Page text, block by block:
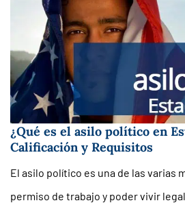
¿Qué es el asilo político en
Calificación y Requisitos
El asilo político es una de las varias
permiso de trabajo y poder vivir